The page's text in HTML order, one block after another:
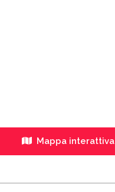
Mappa interattiva